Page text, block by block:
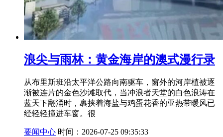
浪尖与雨林：黄金海岸的澳式漫行录
从布里斯班沿太平洋公路向南驱车，窗外的河岸植被逐
渐被连片的金色沙滩取代，当冲浪者天堂的白色浪涛在
蓝天下翻涌时，裹挟着海盐与鸡蛋花香的亚热带暖风已
经轻轻撞进车窗。很
要闻中心 时间：2026-07-25 09:35:33